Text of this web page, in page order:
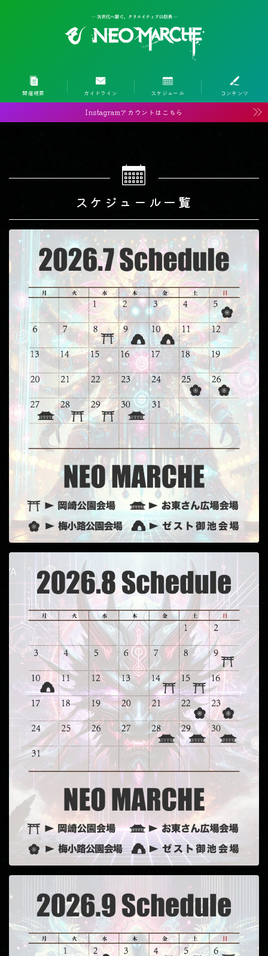
開催概要 ガイドライン スケジュール コンテンツ
Instagramアカウントはこちら
スケジュール一覧